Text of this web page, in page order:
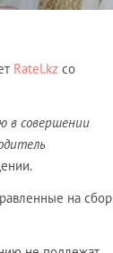
Ratel.kz со
в совершении
на сбор